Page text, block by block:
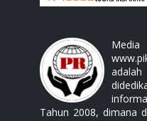
Tahun 2008, dimana